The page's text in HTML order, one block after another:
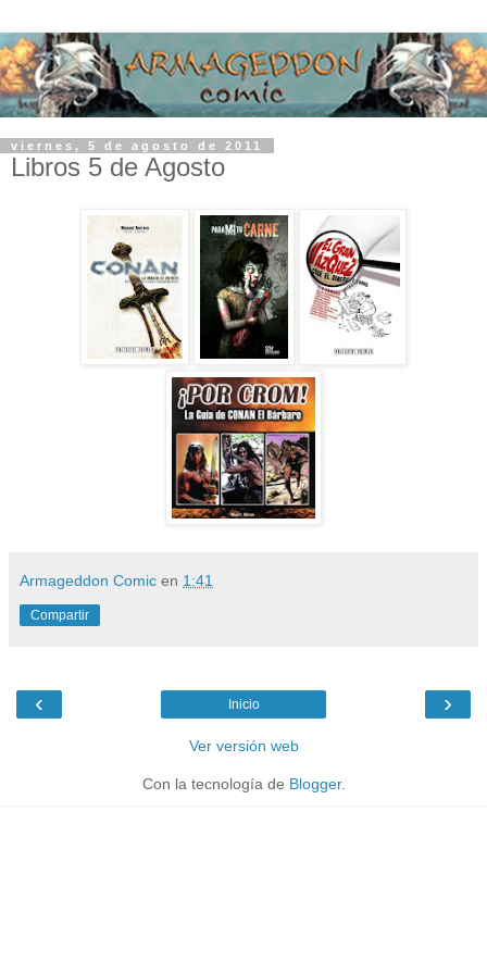
viernes, 5 de agosto de 2011
Libros 5 de Agosto
Armageddon Comic en 1:41
Compartir
‹ ›
Inicio
Ver versión web
Con la tecnología de Blogger.